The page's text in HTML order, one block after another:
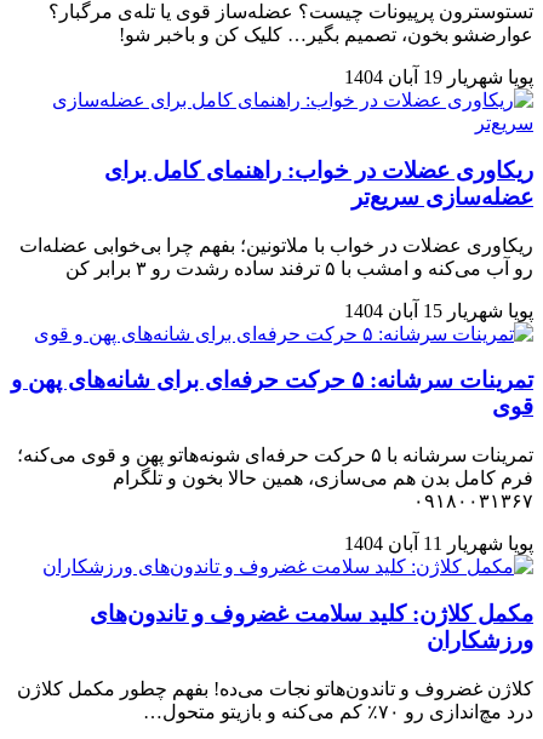
تستوسترون پرپیونات چیست؟ عضله‌ساز قوی یا تله‌ی مرگبار؟
عوارضشو بخون، تصمیم بگیر… کلیک کن و باخبر شو!
پویا شهریار 19 آبان 1404
ریکاوری عضلات در خواب: راهنمای کامل برای
عضله‌سازی سریع‌تر
ریکاوری عضلات در خواب با ملاتونین؛ بفهم چرا بی‌خوابی عضله‌ات
رو آب می‌کنه و امشب با ۵ ترفند ساده رشدت رو ۳ برابر کن
پویا شهریار 15 آبان 1404
تمرینات سرشانه: ۵ حرکت حرفه‌ای برای شانه‌های پهن و
قوی
تمرینات سرشانه با ۵ حرکت حرفه‌ای شونه‌هاتو پهن و قوی می‌کنه؛
فرم کامل بدن هم می‌سازی، همین حالا بخون و تلگرام
۰۹۱۸۰۰۳۱۳۶۷
پویا شهریار 11 آبان 1404
مکمل کلاژن: کلید سلامت غضروف و تاندون‌های
ورزشکاران
کلاژن غضروف و تاندون‌هاتو نجات می‌ده! بفهم چطور مکمل کلاژن
درد مچ‌اندازی رو ۷۰٪ کم می‌کنه و بازیتو متحول…